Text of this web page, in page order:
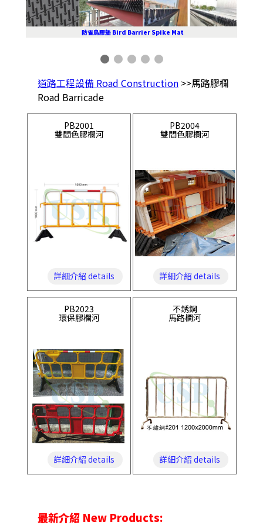
防雀鳥膠墊 Bird Barrier Spike Mat
道路工程設備 Road Construction >>馬路膠欄
Road Barricade
PB2001
雙間色膠欄河
詳細介紹 details
PB2004
雙間色膠欄河
詳細介紹 details
PB2023
環保膠欄河
詳細介紹 details
不銹鋼
馬路欄河
詳細介紹 details
最新介紹 New Products: